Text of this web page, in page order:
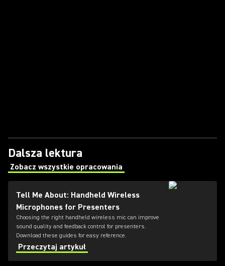
Dalsza lektura
Zobacz wszystkie opracowania
(Opens in a new tab)
Tell Me About: Handheld Wireless
Microphones for Presenters
Choosing the right handheld wireless mic can improve
sound quality and feedback control for presenters.
Download these guides for easy reference.
Przeczytaj artykuł